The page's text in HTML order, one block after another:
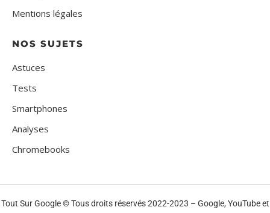
Mentions légales
NOS SUJETS
Astuces
Tests
Smartphones
Analyses
Chromebooks
Tout Sur Google © Tous droits réservés 2022-2023 – Google, YouTube et